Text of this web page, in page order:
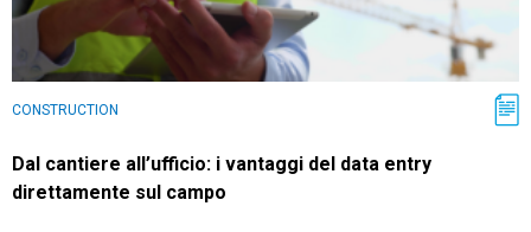
CONSTRUCTION
Dal cantiere all’ufficio: i vantaggi del data entry
direttamente sul campo